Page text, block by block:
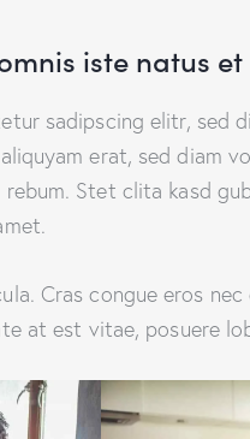
iste natus et
sadipscing elitr, sed
erat, sed diam
Stet clita kasd
Cras congue eros
at est vitae, posuere